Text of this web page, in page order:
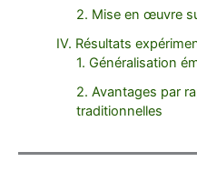
2. Mise en œuvre
IV. Résultats
1. Généralisation
2. Avantages par
traditionnelles